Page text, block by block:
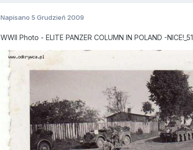
Napisano 5 Grudzień 2009
WWII Photo - ELITE PANZER COLUMN IN POLAND -NICE!_51